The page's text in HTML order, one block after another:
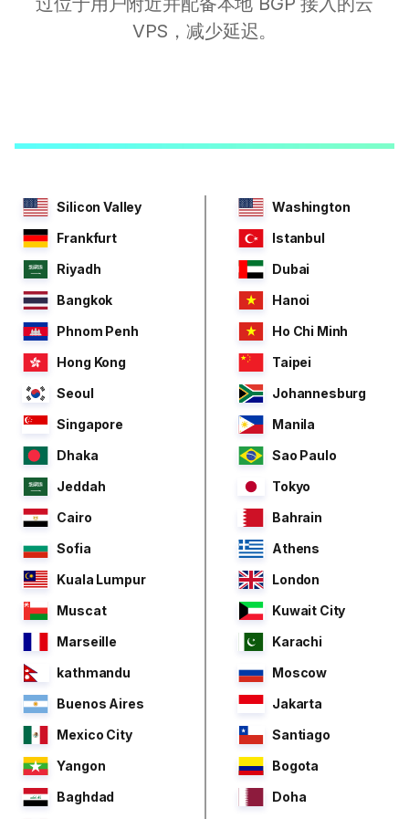
VPS，减少延迟。
Silicon Valley
Washington
Frankfurt
Istanbul
Riyadh
Dubai
Bangkok
Hanoi
Phnom Penh
Ho Chi Minh
Hong Kong
Taipei
Seoul
Johannesburg
Singapore
Manila
Dhaka
Sao Paulo
Jeddah
Tokyo
Cairo
Bahrain
Sofia
Athens
Kuala Lumpur
London
Muscat
Kuwait City
Marseille
Karachi
kathmandu
Moscow
Buenos Aires
Jakarta
Mexico City
Santiago
Yangon
Bogota
Baghdad
Doha